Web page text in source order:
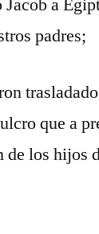
Jacob a
padres;
que a
de los hijos